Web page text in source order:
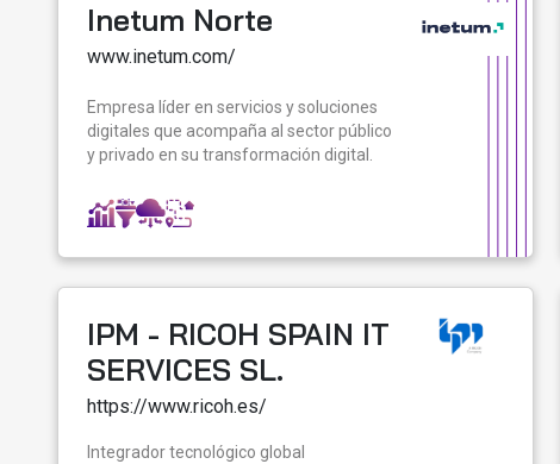
Inetum Norte
www.inetum.com/
Empresa líder en servicios y soluciones
digitales que acompaña al sector público
y privado en su transformación digital.
IPM - RICOH SPAIN IT
SERVICES SL.
https://www.ricoh.es/
Integrador tecnológico global